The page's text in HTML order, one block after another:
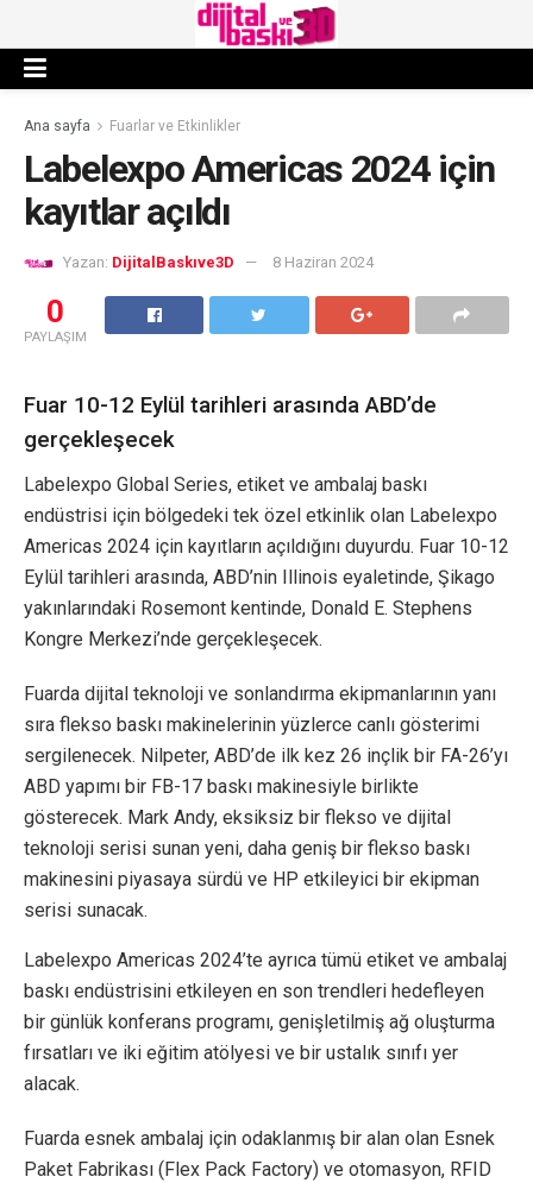
Ana sayfa Fuarlar ve Etkinlikler
Labelexpo Americas 2024 için
kayıtlar açıldı
Yazan: DijitalBaskıve3D 8 Haziran 2024
0
PAYLAŞIM
Fuar 10-12 Eylül tarihleri arasında ABD’de
gerçekleşecek
Labelexpo Global Series, etiket ve ambalaj baskı
endüstrisi için bölgedeki tek özel etkinlik olan Labelexpo
Americas 2024 için kayıtların açıldığını duyurdu. Fuar 10-12
Eylül tarihleri arasında, ABD’nin Illinois eyaletinde, Şikago
yakınlarındaki Rosemont kentinde, Donald E. Stephens
Kongre Merkezi’nde gerçekleşecek.
Fuarda dijital teknoloji ve sonlandırma ekipmanlarının yanı
sıra flekso baskı makinelerinin yüzlerce canlı gösterimi
sergilenecek. Nilpeter, ABD’de ilk kez 26 inçlik bir FA-26’yı
ABD yapımı bir FB-17 baskı makinesiyle birlikte
gösterecek. Mark Andy, eksiksiz bir flekso ve dijital
teknoloji serisi sunan yeni, daha geniş bir flekso baskı
makinesini piyasaya sürdü ve HP etkileyici bir ekipman
serisi sunacak.
Labelexpo Americas 2024’te ayrıca tümü etiket ve ambalaj
baskı endüstrisini etkileyen en son trendleri hedefleyen
bir günlük konferans programı, genişletilmiş ağ oluşturma
fırsatları ve iki eğitim atölyesi ve bir ustalık sınıfı yer
alacak.
Fuarda esnek ambalaj için odaklanmış bir alan olan Esnek
Paket Fabrikası (Flex Pack Factory) ve otomasyon, RFID